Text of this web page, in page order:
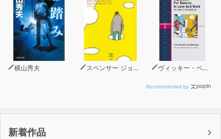
横山秀夫 スペンサー ジョンソン ヴィッキー・ベネット
Recommended by
新着作品